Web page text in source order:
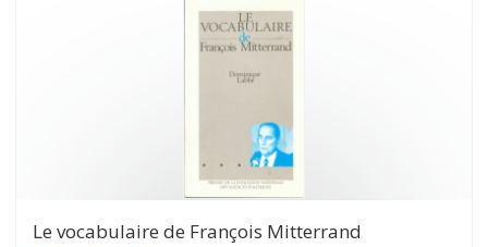
Le vocabulaire de François Mitterrand